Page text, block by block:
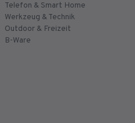
Telefon & Smart Home
Werkzeug & Technik
Outdoor & Freizeit
B-Ware